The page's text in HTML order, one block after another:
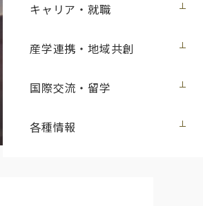
キャリア・就職
産学連携・地域共創
国際交流・留学
各種情報